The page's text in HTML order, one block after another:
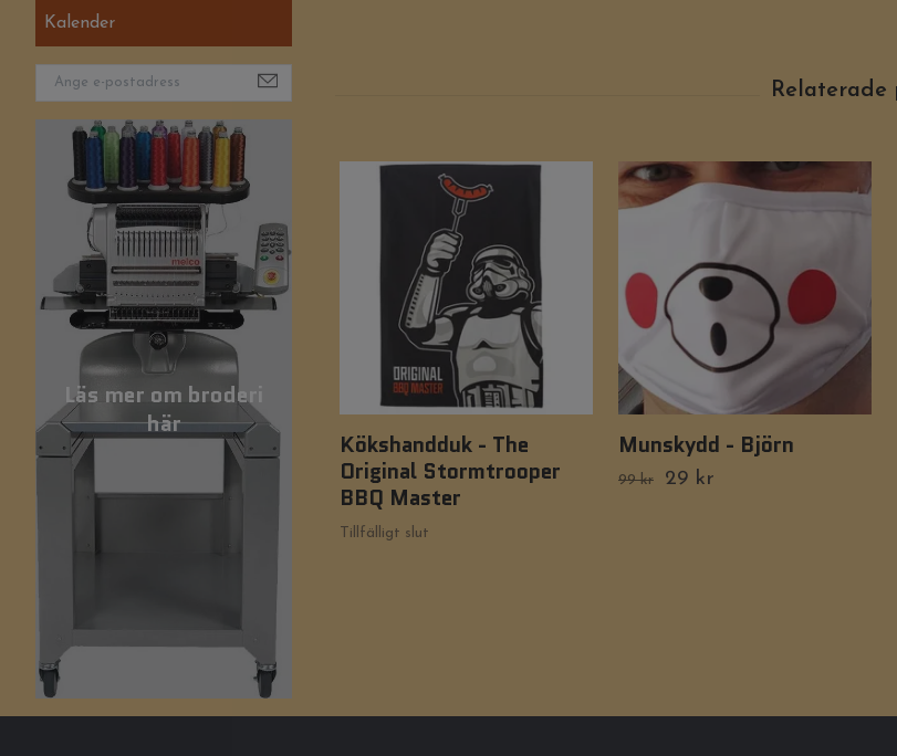
Kalender
Läs mer om broderi
här
Kökshandduk - The
Original Stormtrooper
BBQ Master
Tillfälligt slut
Munskydd - Björn
99 kr 29 kr